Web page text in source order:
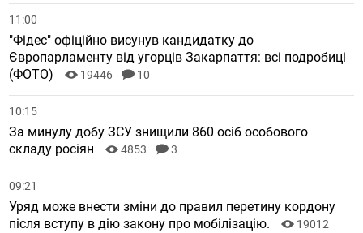
11:00
"Фідес" офіційно висунув кандидатку до
Європарламенту від угорців Закарпаття: всі подробиці
(ФОТО)
19446 10
10:15
За минулу добу ЗСУ знищили 860 осіб особового
складу росіян
4853 3
09:21
Уряд може внести зміни до правил перетину кордону
після вступу в дію закону про мобілізацію.
19012